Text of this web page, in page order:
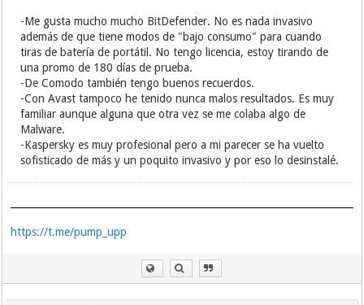
-Me gusta mucho mucho BitDefender. No es nada invasivo
además de que tiene modos de "bajo consumo" para cuando
tiras de batería de portátil. No tengo licencia, estoy tirando de
una promo de 180 días de prueba.
-De Comodo también tengo buenos recuerdos.
-Con Avast tampoco he tenido nunca malos resultados. Es muy
familiar aunque alguna que otra vez se me colaba algo de
Malware.
-Kaspersky es muy profesional pero a mi parecer se ha vuelto
sofisticado de más y un poquito invasivo y por eso lo desinstalé.
https://t.me/pump_upp